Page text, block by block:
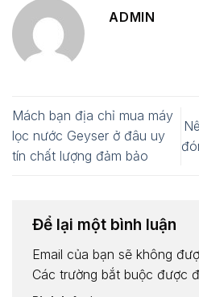
ADMIN
Mách bạn địa chỉ mua máy
lọc nước Geyser ở đâu uy
tín chất lượng đảm bảo
Để lại một bình luận
Email của bạn sẽ không
Các trường bắt buộc được